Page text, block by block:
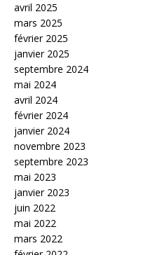
avril 2025
mars 2025
février 2025
janvier 2025
septembre 2024
mai 2024
avril 2024
février 2024
janvier 2024
novembre 2023
septembre 2023
mai 2023
janvier 2023
juin 2022
mai 2022
mars 2022